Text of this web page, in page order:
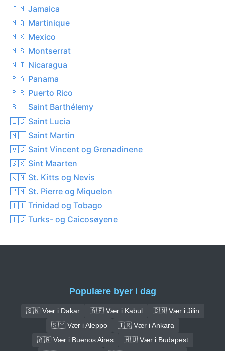
🇯🇲 Jamaica
🇲🇶 Martinique
🇲🇽 Mexico
🇲🇸 Montserrat
🇳🇮 Nicaragua
🇵🇦 Panama
🇵🇷 Puerto Rico
🇧🇱 Saint Barthélemy
🇱🇨 Saint Lucia
🇲🇫 Saint Martin
🇻🇨 Saint Vincent og Grenadinene
🇸🇽 Sint Maarten
🇰🇳 St. Kitts og Nevis
🇵🇲 St. Pierre og Miquelon
🇹🇹 Trinidad og Tobago
🇹🇨 Turks- og Caicosøyene
Populære byer i dag
🇸🇳 Vær i Dakar 🇦🇫 Vær i Kabul
🇨🇳 Vær i Jilin
🇸🇾 Vær i Aleppo
🇹🇷 Vær i Ankara
🇦🇷 Vær i Buenos Aires
🇭🇺 Vær i Budapest